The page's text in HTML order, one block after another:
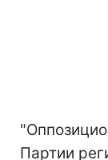
Партии